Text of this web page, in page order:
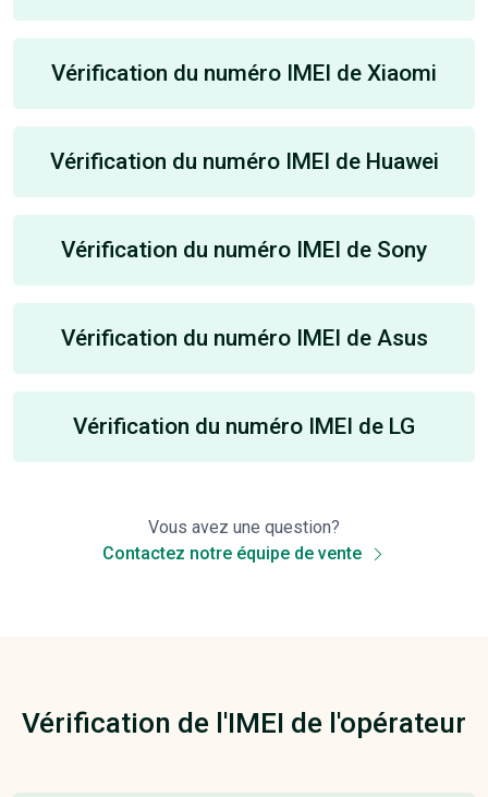
Vérification du numéro IMEI de Xiaomi
Vérification du numéro IMEI de Huawei
Vérification du numéro IMEI de Sony
Vérification du numéro IMEI de Asus
Vérification du numéro IMEI de LG
Vous avez une question?
Contactez notre équipe de vente
Vérification de l'IMEI de l'opérateur